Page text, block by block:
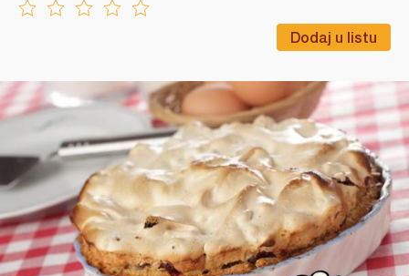
Dodaj u listu